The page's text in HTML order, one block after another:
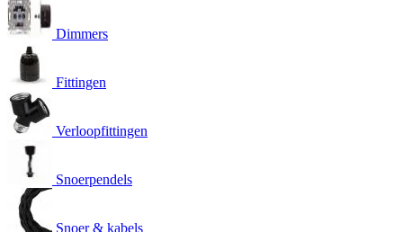
Dimmers
Fittingen
Verloopfittingen
Snoerpendels
Snoer & kabels